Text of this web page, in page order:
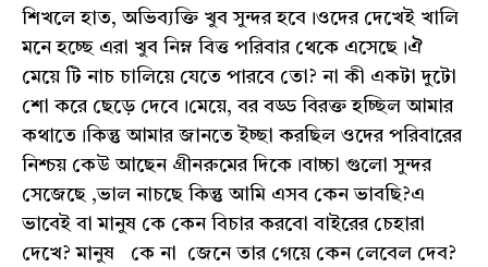
শিখলে হাত, অভিব‍্যক্তি খুব সুন্দর হবে।ওদের দেখেই খালি
মনে হচ্ছে এরা খুব নিম্ন বিত্ত পরিবার থেকে এসেছে।ঐ
মেয়ে টি নাচ চালিয়ে যেতে পারবে তো? না কী একটা দুটো
শো করে ছেড়ে দেবে।মেয়ে, বর বড্ড বিরক্ত হচ্ছিল আমার
কথাতে।কিন্তু আমার জানতে ইচ্ছা করছিল ওদের পরিবারের
নিশ্চয় কেউ আছেন গ্ৰীনরুমের দিকে।বাচ্চা গুলো সুন্দর
সেজেছে ,ভাল নাচছে কিন্তু আমি এসব কেন ভাবছি?এ
ভাবেই বা মানুষ কে কেন বিচার করবো বাইরের চেহারা
দেখে? মানুষ কে না জেনে তার গেয়ে কেন লেবেল দেব?